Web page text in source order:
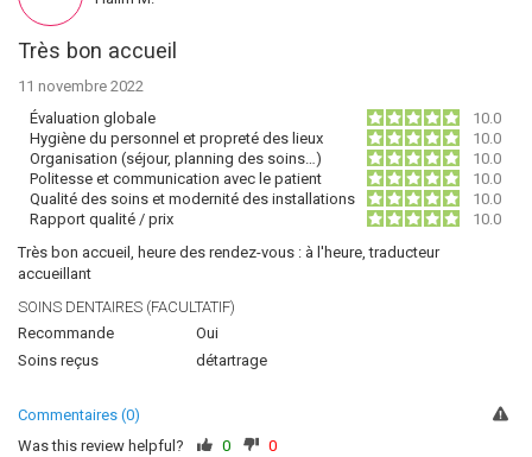
Très bon accueil
11 novembre 2022
Évaluation globale
10.0
Hygiène du personnel et propreté des lieux
10.0
Organisation (séjour, planning des soins…)
10.0
Politesse et communication avec le patient
10.0
Qualité des soins et modernité des installations
10.0
Rapport qualité / prix
10.0
Très bon accueil, heure des rendez-vous : à l'heure, traducteur
accueillant
SOINS DENTAIRES (FACULTATIF)
Recommande
Oui
Soins reçus
détartrage
Commentaires (0)
Was this review helpful?
0 0